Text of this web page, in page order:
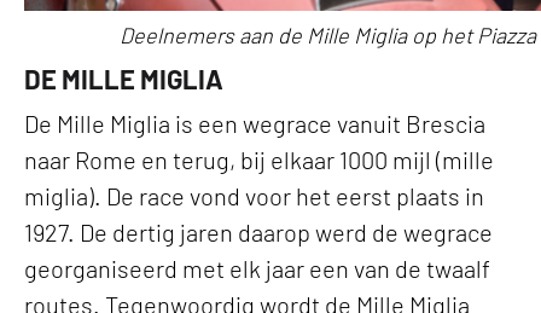
Deelnemers aan de Mille Miglia op het
DE MILLE MIGLIA
De Mille Miglia is een wegrace vanuit Brescia
naar Rome en terug, bij elkaar 1000 mijl (mille
miglia). De race vond voor het eerst plaats in
1927. De dertig jaren daarop werd de wegrace
georganiseerd met elk jaar een van de twaalf
routes. Tegenwoordig wordt de Mille Miglia